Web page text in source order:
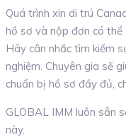
Quá trình xin di trú
hồ sơ và nộp đơn có thể
Hãy cân nhắc tìm kiếm
nghiệm. Chuyên gia sẽ
chuẩn bị hồ sơ đầy đủ,
GLOBAL IMM luôn sẵn
này.